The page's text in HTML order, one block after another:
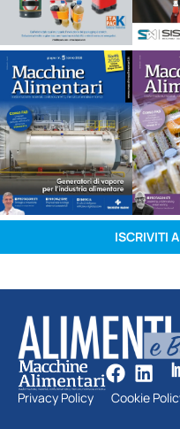
ISCRIVITI
Privacy Policy Cookie